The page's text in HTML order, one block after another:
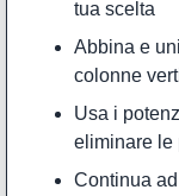
tua scelta
Abbina e
colonne
Usa i
eliminare le
Continua